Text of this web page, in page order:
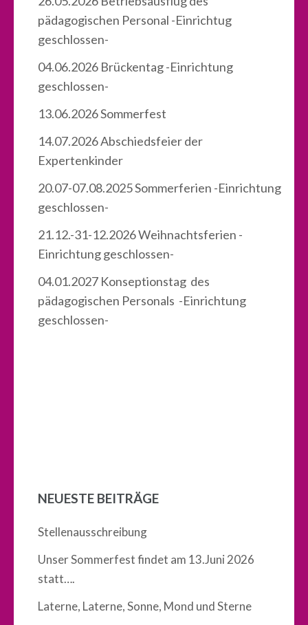
pädagogischen Personal -Einrichtug
geschlossen-
04.06.2026 Brückentag -Einrichtung
geschlossen-
13.06.2026 Sommerfest
14.07.2026 Abschiedsfeier der
Expertenkinder
20.07-07.08.2025 Sommerferien -Einrichtung
geschlossen-
21.12.-31-12.2026 Weihnachtsferien -
Einrichtung geschlossen-
04.01.2027 Konseptionstag des
pädagogischen Personals -Einrichtung
geschlossen-
NEUESTE BEITRÄGE
Stellenausschreibung
Unser Sommerfest findet am 13.Juni 2026
statt….
Laterne, Laterne, Sonne, Mond und Sterne